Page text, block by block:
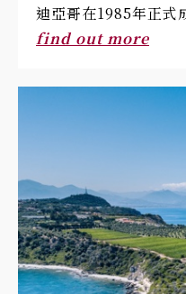
迪亞哥在1985年正式
find out more